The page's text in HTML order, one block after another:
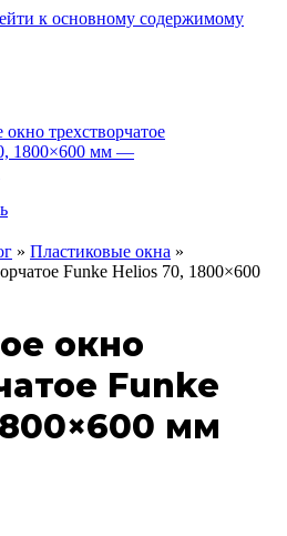
к основному содержимому
» Пластиковые окна »
Funke Helios 70, 1800×600
окно
Funke
мм